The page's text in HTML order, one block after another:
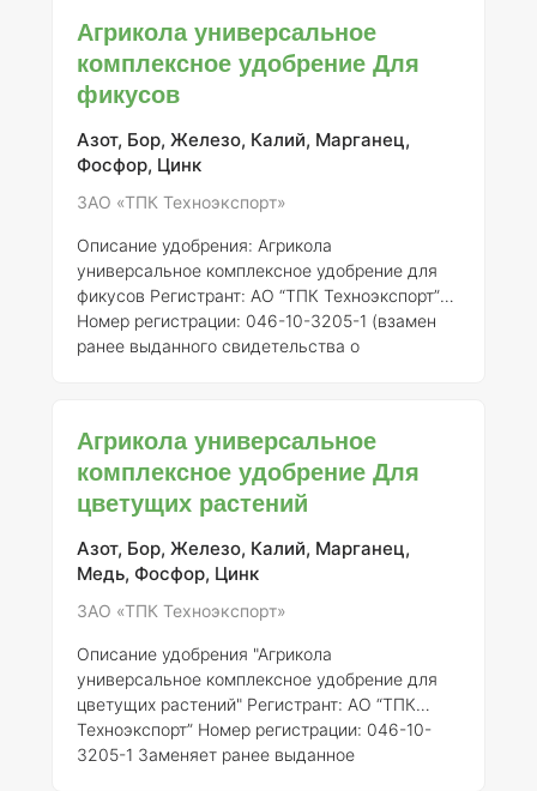
орхидей" представляет собой минеральное
удобрение, специально разработанное для
удовлетворения потребностей орхидей в
питательных веществах. Удобрение
обеспечивает сбалансированный набор
микро- и макроэлементов, необходимых для
Агрикола универсальное
комплексное удобрение Для
фикусов
Азот, Бор, Железо, Калий, Марганец,
Фосфор, Цинк
ЗАО «ТПК Техноэкспорт»
Описание удобрения: Агрикола
универсальное комплексное удобрение для
фикусов Регистрант: АО “ТПК Техноэкспорт”
Номер регистрации: 046-10-3205-1 (взамен
ранее выданного свидетельства о
фикусов представляет собой
сбалансированное минеральное удобрение,
разработанное для удовлетворения
потребностей растений в основных макро- и
микроэлементах. Данное удобрение особенно
рекомендовано для использования в
Агрикола универсальное
комплексное удобрение Для
цветущих растений
Азот, Бор, Железо, Калий, Марганец,
Медь, Фосфор, Цинк
ЗАО «ТПК Техноэкспорт»
Описание удобрения "Агрикола
универсальное комплексное удобрение для
цветущих растений" Регистрант: АО “ТПК
Техноэкспорт” Номер регистрации: 046-10-
3205-1 Заменяет ранее выданное